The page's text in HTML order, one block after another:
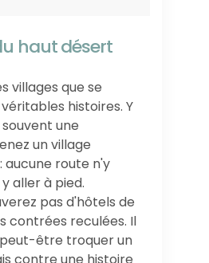
haut désert
villages que se
histoires. Y
une
un village
aucune route n'y
aller à pied.
pas d'hôtels de
contrées reculées. Il
être troquer un